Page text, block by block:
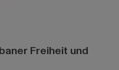
Freiheit und